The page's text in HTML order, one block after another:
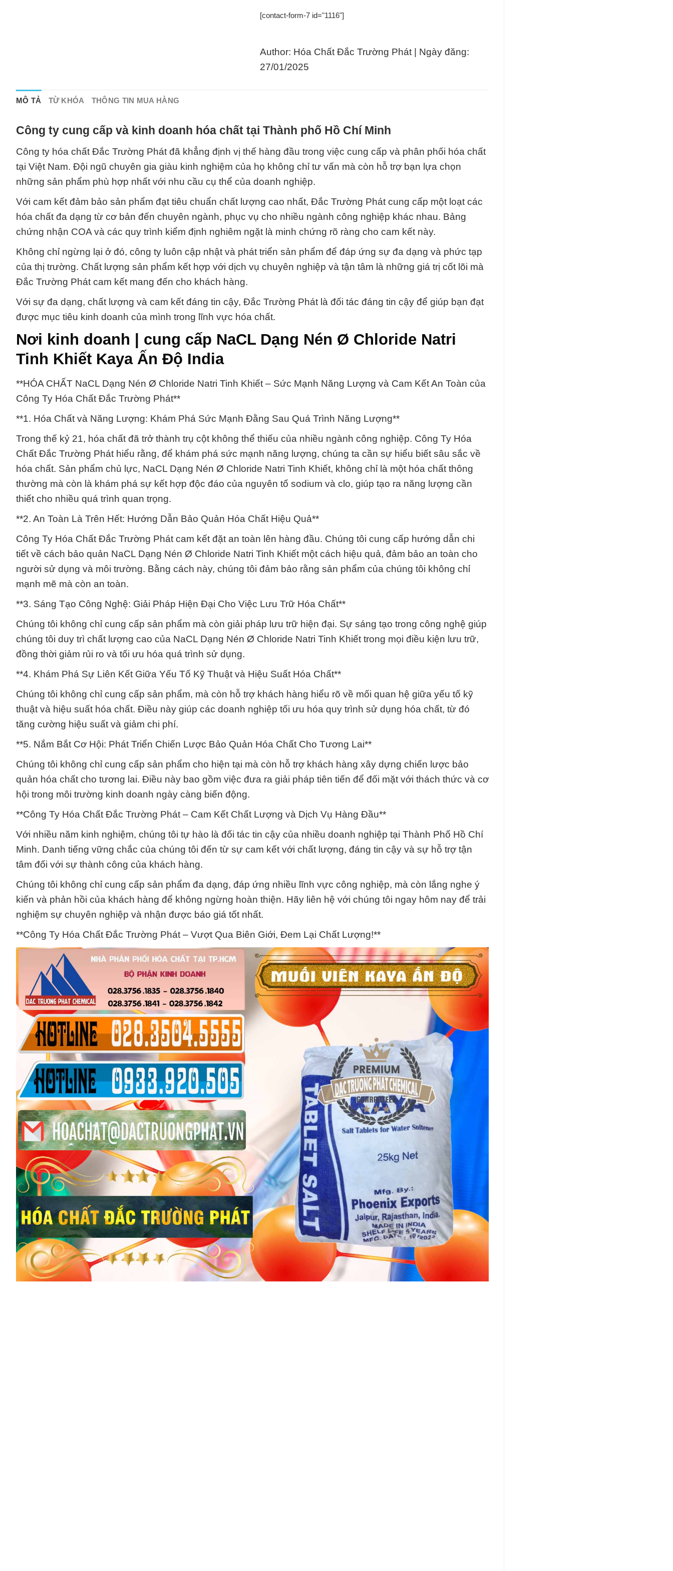
[contact-form-7 id="1116"]
Author: Hóa Chất Đắc Trường Phát | Ngày đăng:
27/01/2025
MÔ TẢ TỪ KHÓA THÔNG TIN MUA HÀNG
Công ty cung cấp và kinh doanh hóa chất tại Thành phố Hồ Chí Minh
Công ty hóa chất Đắc Trường Phát đã khẳng định vị thế hàng đầu trong việc cung cấp và phân phối hóa chất
tại Việt Nam. Đội ngũ chuyên gia giàu kinh nghiệm của họ không chỉ tư vấn mà còn hỗ trợ bạn lựa chọn
những sản phẩm phù hợp nhất với nhu cầu cụ thể của doanh nghiệp.
Với cam kết đảm bảo sản phẩm đạt tiêu chuẩn chất lượng cao nhất, Đắc Trường Phát cung cấp một loạt các
hóa chất đa dạng từ cơ bản đến chuyên ngành, phục vụ cho nhiều ngành công nghiệp khác nhau. Bảng
chứng nhận COA và các quy trình kiểm định nghiêm ngặt là minh chứng rõ ràng cho cam kết này.
Không chỉ ngừng lại ở đó, công ty luôn cập nhật và phát triển sản phẩm để đáp ứng sự đa dạng và phức tạp
của thị trường. Chất lượng sản phẩm kết hợp với dịch vụ chuyên nghiệp và tận tâm là những giá trị cốt lõi mà
Đắc Trường Phát cam kết mang đến cho khách hàng.
Với sự đa dạng, chất lượng và cam kết đáng tin cậy, Đắc Trường Phát là đối tác đáng tin cậy để giúp bạn đạt
được mục tiêu kinh doanh của mình trong lĩnh vực hóa chất.
Nơi kinh doanh | cung cấp NaCL Dạng Nén Ø Chloride Natri
Tinh Khiết Kaya Ấn Độ India
**HÓA CHẤT NaCL Dạng Nén Ø Chloride Natri Tinh Khiết – Sức Mạnh Năng Lượng và Cam Kết An Toàn của
Công Ty Hóa Chất Đắc Trường Phát**
**1. Hóa Chất và Năng Lượng: Khám Phá Sức Mạnh Đằng Sau Quá Trình Năng Lượng**
Trong thế kỷ 21, hóa chất đã trở thành trụ cột không thể thiếu của nhiều ngành công nghiệp. Công Ty Hóa
Chất Đắc Trường Phát hiểu rằng, để khám phá sức mạnh năng lượng, chúng ta cần sự hiểu biết sâu sắc về
hóa chất. Sản phẩm chủ lực, NaCL Dạng Nén Ø Chloride Natri Tinh Khiết, không chỉ là một hóa chất thông
thường mà còn là khám phá sự kết hợp độc đáo của nguyên tố sodium và clo, giúp tạo ra năng lượng cần
thiết cho nhiều quá trình quan trọng.
**2. An Toàn Là Trên Hết: Hướng Dẫn Bảo Quản Hóa Chất Hiệu Quả**
Công Ty Hóa Chất Đắc Trường Phát cam kết đặt an toàn lên hàng đầu. Chúng tôi cung cấp hướng dẫn chi
tiết về cách bảo quản NaCL Dạng Nén Ø Chloride Natri Tinh Khiết một cách hiệu quả, đảm bảo an toàn cho
người sử dụng và môi trường. Bằng cách này, chúng tôi đảm bảo rằng sản phẩm của chúng tôi không chỉ
mạnh mẽ mà còn an toàn.
**3. Sáng Tạo Công Nghệ: Giải Pháp Hiện Đại Cho Việc Lưu Trữ Hóa Chất**
Chúng tôi không chỉ cung cấp sản phẩm mà còn giải pháp lưu trữ hiện đại. Sự sáng tạo trong công nghệ giúp
chúng tôi duy trì chất lượng cao của NaCL Dạng Nén Ø Chloride Natri Tinh Khiết trong mọi điều kiện lưu trữ,
đồng thời giảm rủi ro và tối ưu hóa quá trình sử dụng.
**4. Khám Phá Sự Liên Kết Giữa Yếu Tố Kỹ Thuật và Hiệu Suất Hóa Chất**
Chúng tôi không chỉ cung cấp sản phẩm, mà còn hỗ trợ khách hàng hiểu rõ về mối quan hệ giữa yếu tố kỹ
thuật và hiệu suất hóa chất. Điều này giúp các doanh nghiệp tối ưu hóa quy trình sử dụng hóa chất, từ đó
tăng cường hiệu suất và giảm chi phí.
**5. Nắm Bắt Cơ Hội: Phát Triển Chiến Lược Bảo Quản Hóa Chất Cho Tương Lai**
Chúng tôi không chỉ cung cấp sản phẩm cho hiện tại mà còn hỗ trợ khách hàng xây dựng chiến lược bảo
quản hóa chất cho tương lai. Điều này bao gồm việc đưa ra giải pháp tiên tiến để đối mặt với thách thức và cơ
hội trong môi trường kinh doanh ngày càng biến động.
**Công Ty Hóa Chất Đắc Trường Phát – Cam Kết Chất Lượng và Dịch Vụ Hàng Đầu**
Với nhiều năm kinh nghiệm, chúng tôi tự hào là đối tác tin cậy của nhiều doanh nghiệp tại Thành Phố Hồ Chí
Minh. Danh tiếng vững chắc của chúng tôi đến từ sự cam kết với chất lượng, đáng tin cậy và sự hỗ trợ tận
tâm đối với sự thành công của khách hàng.
Chúng tôi không chỉ cung cấp sản phẩm đa dạng, đáp ứng nhiều lĩnh vực công nghiệp, mà còn lắng nghe ý
kiến và phản hồi của khách hàng để không ngừng hoàn thiện. Hãy liên hệ với chúng tôi ngay hôm nay để trải
nghiệm sự chuyên nghiệp và nhận được báo giá tốt nhất.
**Công Ty Hóa Chất Đắc Trường Phát – Vượt Qua Biên Giới, Đem Lại Chất Lượng!**